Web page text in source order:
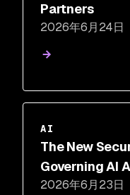
Partners
2026年6月24日
AI
The New
Governing AI
Execution Loop
2026年6月23日